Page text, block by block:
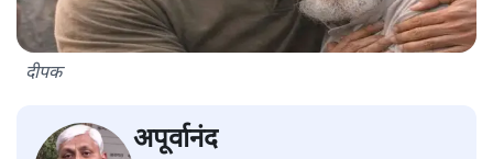
दीपक
अपूर्वानंद